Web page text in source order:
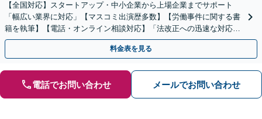
【全国対応】スタートアップ・中小企業から上場企業までサポート
「幅広い業界に対応」【マスコミ出演歴多数】【労働事件に関する書
籍を執筆】【電話・オンライン相談対応】「法改正への迅速な対応」
「労務環境の整備でトラブルを未然に防ぐ」
料金表を見る
電話でお問い合わせ メールでお問い合わせ